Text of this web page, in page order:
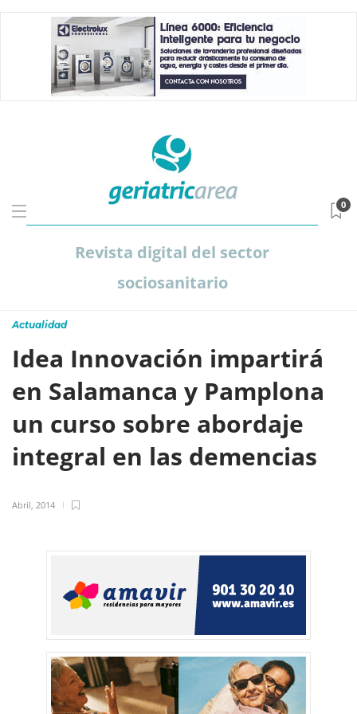
Revista digital del sector
sociosanitario
0
Actualidad
Idea Innovación impartirá
en Salamanca y Pamplona
un curso sobre abordaje
integral en las demencias
Abril, 2014